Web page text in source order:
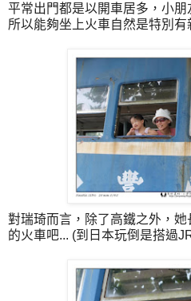
平常出門都是以開車居多，小朋
所以能夠坐上火車自然是特別有
對瑞琦而言，除了高鐵之外，
的火車吧... (到日本玩倒是搭過